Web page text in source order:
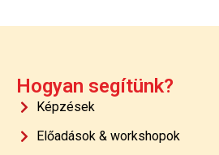
Hogyan segítünk?
Képzések
Előadások & workshopok